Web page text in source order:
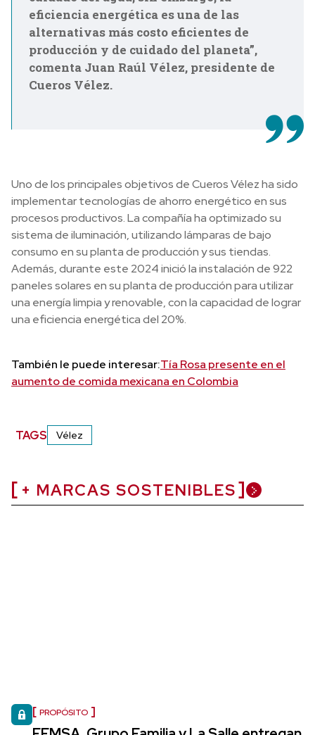
eficiencia energética es una de las
alternativas más costo eficientes de
producción y de cuidado del planeta”,
comenta Juan Raúl Vélez, presidente de
Cueros Vélez.
Uno de los principales objetivos de Cueros Vélez ha sido
implementar tecnologías de ahorro energético en sus
procesos productivos. La compañía ha optimizado su
sistema de iluminación, utilizando lámparas de bajo
consumo en su planta de producción y sus tiendas.
Además, durante este 2024 inició la instalación de 922
paneles solares en su planta de producción para utilizar
una energía limpia y renovable, con la capacidad de lograr
una eficiencia energética del 20%.
También le puede interesar:Tía Rosa presente en el
aumento de comida mexicana en Colombia
TAGS Vélez
+ MARCAS SOSTENIBLES
PROPÓSITO